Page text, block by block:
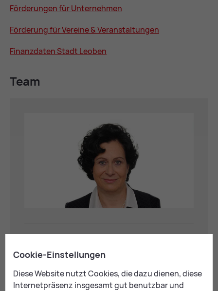
För­de­run­gen für Un­ter­neh­men
För­de­rung für Ver­ei­ne & Ver­an­stal­tun­gen
Fi­nanz­da­ten Stadt Leo­ben
Team
Andrea Pichler
Leiterin der Abteilung
Cookie-Einstellungen
Diese Website nutzt Cookies, die dazu dienen, diese
Internetpräsenz insgesamt gut benutzbar und